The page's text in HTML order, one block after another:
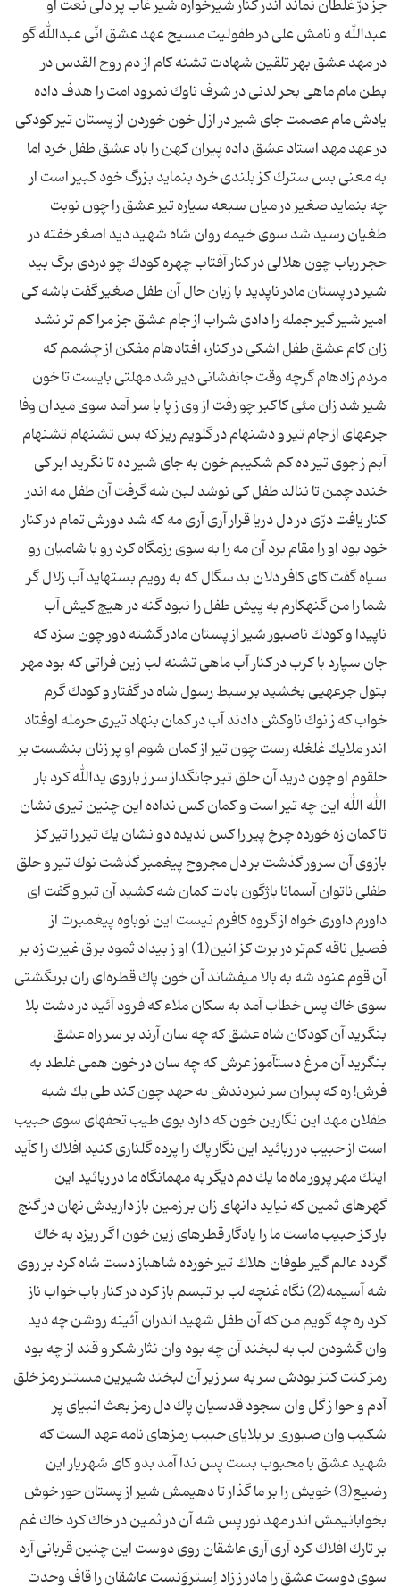
جز درّ غلطان نماند اندر كنار شیرخواره شیر غاب پر دلى نعت او
عبدالله و نامش على در طفولیت مسیح عهد عشق‏ انّى عبدالله گو
در مهد عشق‏ بهر تلقین شهادت تشنه كام از دم روح القدس در
بطن مام ماهى بحر لدنى در شرف ناوك نمرود امت را هدف‏ داده
یادش مام عصمت جاى شیر در ازل خون خوردن از پستان تیر كودكى
در عهد مهد استاد عشق‏ داده پیران كهن را یاد عشق‏ طفل خرد اما
به معنى بس سترك كز بلندى خرد بنماید بزرگ‏ خود كبیر است ار
چه بنماید صغیر در میان سبعه سیاره تیر عشق را چون نوبت
طغیان رسید شد سوى خیمه روان شاه شهید دید اصغر خفته در
حجر رباب چون هلالى در كنار آفتاب‏ چهره كودك چو دردى برگ بید
شیر در پستان مادر ناپدید با زبان حال آن طفل صغیر گفت باشه كى
امیر شیر گیر جمله را دادى شراب از جام عشق جز مرا كم تر نشد
زان كام عشق‏ طفل اشكى در كنار، افتاده‏ام‏ مفكن از چشمم كه
مردم زاده‏ام گرچه وقت جانفشانى دیر شد مهلتى بایست تا خون
شیر شد زان مئى كاكبر چو رفت از وى ز پا با سر آمد سوى میدان وفا
جرعه‏اى از جام تیر و دشنه‏ام در گلویم ریز كه بس تشنه‏ام تشنه‏ام
آبم ز جوى تیر ده‏ كم شكیبم خون به جاى شیر ده تا نگرید ابر كى
خندد چمن تا ننالد طفل كى نوشد لبن شه گرفت آن طفل مه اندر
كنار یافت درّى در دل دریا قرار آرى آرى مه كه شد دورش تمام در كنار
خود بود او را مقام برد آن مه را به سوى رزمگاه‏ كرد رو با شامیان رو
سیاه‏ گفت كاى كافر دلان بد سگال‏ كه به رویم بسته‏اید آب زلال‏ گر
شما را من گنهكارم به پیش طفل را نبود گنه در هیچ كیش‏ آب
ناپیدا و كودك ناصبور شیر از پستان مادر گشته دور چون سزد كه
جان سپارد با كرب در كنار آب ماهى تشنه لب‏ زین فراتى كه بود مهر
بتول‏ جرعه‏یى بخشید بر سبط رسول شاه در گفتار و كودك گرم
خواب كه ز نوك ناوكش دادند آب در كمان بنهاد تیرى حرمله اوفتاد
اندر ملایك غلغله‏ رست چون تیر از كمان شوم او پر زنان بنشست بر
حلقوم او چون درید آن حلق تیر جانگداز سر ز بازوى یدالله كرد باز
الله الله این‏ چه تیر است و كمان كس نداده این چنین تیرى نشان‏
تا كمان زه خورده چرخ پیر را كس ندیده دو نشان یك تیر را تیر كز
بازوى آن سرور گذشت بر دل مجروح پیغمبر گذشت نوك تیر و حلق
طفلى ناتوان آسمانا باژگون بادت كمان‏ شه كشید آن تیر و گفت اى
داورم داورى خواه از گروه كافرم‏ نیست این نوباوه پیغمبرت‏ از
فصیل ناقه كم‌تر در برت كز انین(1) او ز بیداد ثمود برق غیرت زد بر
آن قوم عنود شه به بالا مى‏فشاند آن خون پاك قطره‌اى زان برنگشتى
سوى خاك پس خطاب آمد به سكان ملاء كه فرود آئید در دشت بلا
بنگرید آن كودكان شاه عشق‏ كه چه سان آرند بر سر راه عشق‏
بنگرید آن مرغ دست‏آموز عرش كه چه سان در خون همى غلطد به
فرش! ره كه پیران سر نبردندش به جهد چون كند طى یك شبه
طفلان مهد این نگارین خون كه دارد بوى طیب‏ تحفه‏اى سوى حبیب
است از حبیب‏ در ربائید این نگار پاك را پرده گلنارى كنید افلاك را كآید
اینك مهر پرور ماه ما یك دم دیگر به مهمانگاه ما در ربائید این
گهر‏هاى ثمین كه نیاید دانه‏اى زان بر زمین باز داریدش نهان در گنج
بار كز حبیب ماست ما را یادگار قطره‏اى زین خون اگر ریزد به خاك
گردد عالم گیر طوفان هلاك‏ تیر خورده شاهباز دست شاه كرد بر روى
شه آسیمه(2) نگاه غنچه لب بر تبسم باز كرد در كنار باب خواب ناز
كرد ره چه گویم من كه آن طفل شهید اندران آئینه روشن چه دید
وان گشودن لب به لبخند آن چه بود وان نثار شكر و قند از چه بود
رمز كنت كنز بودش سر به سر زیر آن لبخند شیرین مستتر رمز خلق
آدم و حوا ز گل وان سجود قدسیان پاك دل‏ رمز بعث انبیاى پر
شكیب وان صبورى بر بلایاى حبیب‏ رمزهاى نامه عهد الست‏ كه
شهید عشق با محبوب بست‏ پس ندا آمد بدو كاى شهریار این
رضیع(3) خویش را بر ما گذار تا دهیمش شیر از پستان حور خوش
بخوابانیمش اندر مهد نور پس شه آن در ثمین در خاك كرد خاك غم
بر تارك افلاك كرد آرى آرى عاشقان روى دوست این چنین قربانى آرد
سوى دوست عشق را مادر ز زاد اِستروَنست عاشقان را قاف وحدت